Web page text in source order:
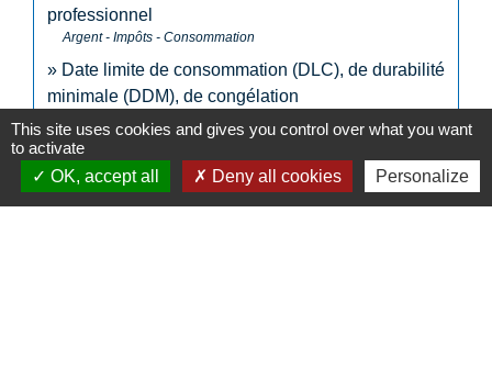
professionnel
Argent - Impôts - Consommation
Date limite de consommation (DLC), de durabilité
minimale (DDM), de congélation
Pour en savoir plus
This site uses cookies and gives you control over what you want
to activate
OK, accept all
Deny all cookies Personalize